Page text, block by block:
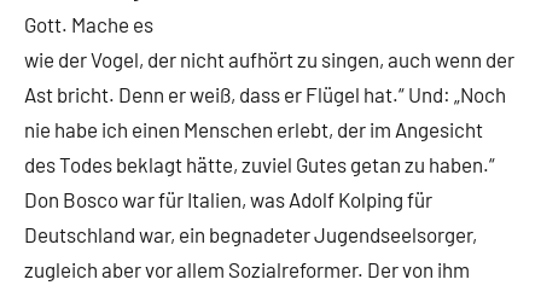
Gott. Mache es
wie der Vogel, der nicht aufhört zu singen, auch wenn der
Ast bricht. Denn er weiß, dass er Flügel hat.“ Und: „Noch
nie habe ich einen Menschen erlebt, der im Angesicht
des Todes beklagt hätte, zuviel Gutes getan zu haben.“
Don Bosco war für Italien, was Adolf Kolping für
Deutschland war, ein begnadeter Jugendseelsorger,
zugleich aber vor allem Sozialreformer. Der von ihm